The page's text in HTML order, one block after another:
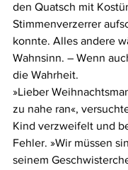
den Quatsch mit
Stimmenverzerrer
konnte. Alles andere
Wahnsinn. – Wenn
die Wahrheit.
»Lieber
zu nahe ran«,
Kind verzweifelt und
Fehler. »Wir müssen
seinem